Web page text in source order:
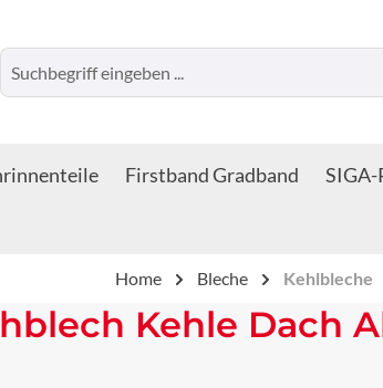
Firstband Gradband
Home Bleche Kehlbleche
Kehle Dach